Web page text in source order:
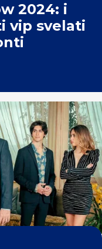
2024: i
vip svelati